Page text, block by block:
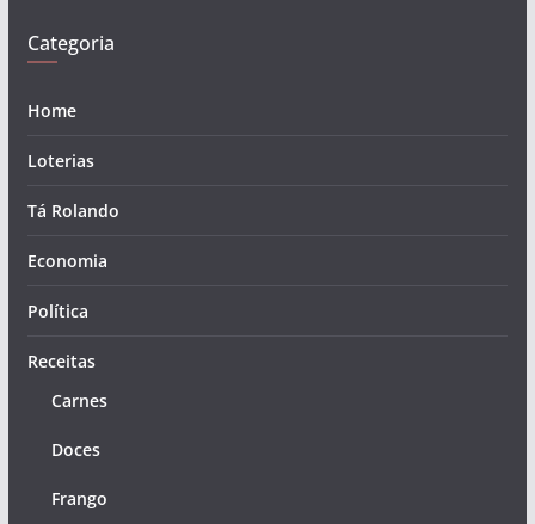
Categoria
Home
Loterias
Tá Rolando
Economia
Política
Receitas
Carnes
Doces
Frango